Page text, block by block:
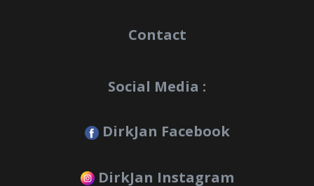
Contact
Social Media :
DirkJan Facebook
DirkJan Instagram